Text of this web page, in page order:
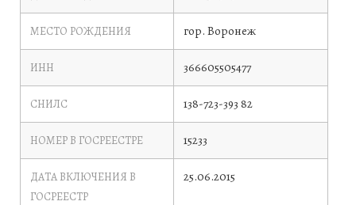
МЕСТО РОЖДЕНИЯ гор. Воронеж
ИНН 366605505477
СНИЛС 138-723-393 82
НОМЕР В ГОСРЕЕСТРЕ 15233
ДАТА ВКЛЮЧЕНИЯ В
ГОСРЕЕСТР
25.06.2015